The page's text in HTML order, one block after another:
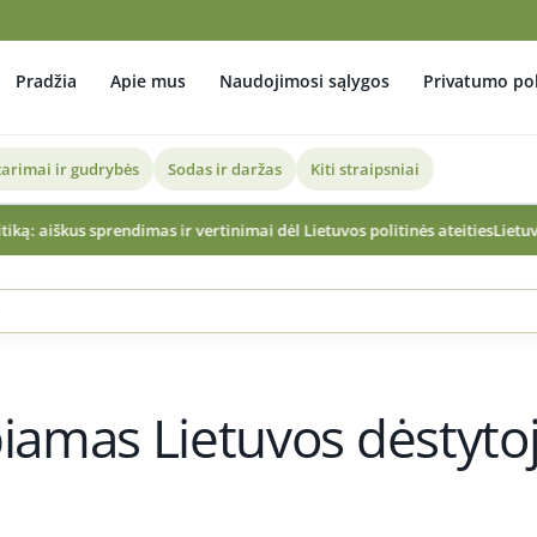
Pradžia Apie mus Naudojimosi sąlygos Privatumo
ir gudrybės Sodas ir daržas Kiti straipsniai
ir vertinimai dėl Lietuvos politinės ateitiesLietuvą užklups
Lietuvos